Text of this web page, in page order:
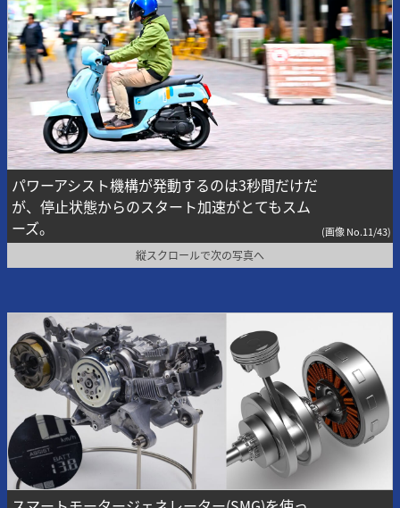
パワーアシスト機構が発動するのは3秒間だけだ
が、停止状態からのスタート加速がとてもスム
ーズ。
(画像 No.11/43)
縦スクロールで次の写真へ